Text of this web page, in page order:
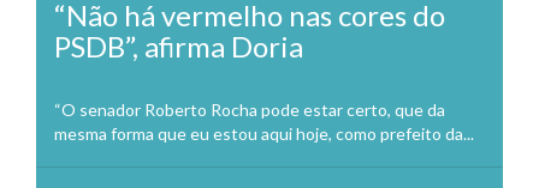
“Não há vermelho nas cores do
PSDB”, afirma Doria
“O senador Roberto Rocha pode estar certo, que da
mesma forma que eu estou aqui hoje, como prefeito da...